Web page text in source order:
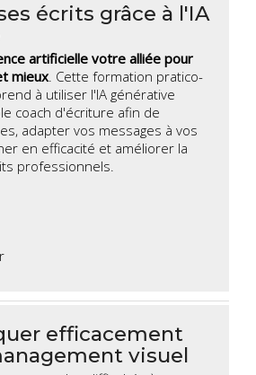
écrits grâce à l'IA
artificielle votre alliée pour
mieux. Cette formation pratico-
à utiliser l'IA générative
coach d'écriture afin de
adapter vos messages à vos
en efficacité et améliorer la
professionnels.
efficacement
visuel